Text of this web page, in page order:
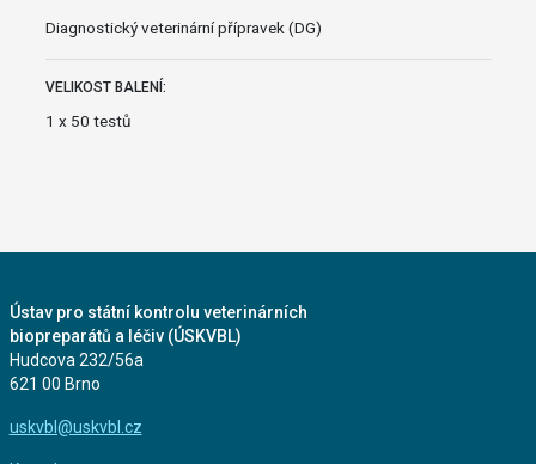
Diagnostický veterinární přípravek (DG)
VELIKOST BALENÍ:
1 x 50 testů
Ústav pro státní kontrolu veterinárních
biopreparátů a léčiv (ÚSKVBL)
Hudcova 232/56a
621 00 Brno
uskvbl@uskvbl.cz